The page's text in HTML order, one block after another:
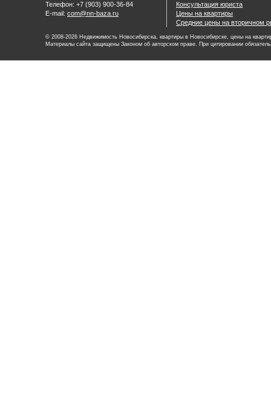
Телефон: +7 (903) 900-36-84
E-mail: com@nn-baza.ru
Консультация юриста
Цены на квартиры
Средние цены на вторичном
© 2008-2026 Недвижимость Новосибирска, квартиры в Новосибирске, цены на
Материалы сайта защищены Законом об авторском праве. При цитировании